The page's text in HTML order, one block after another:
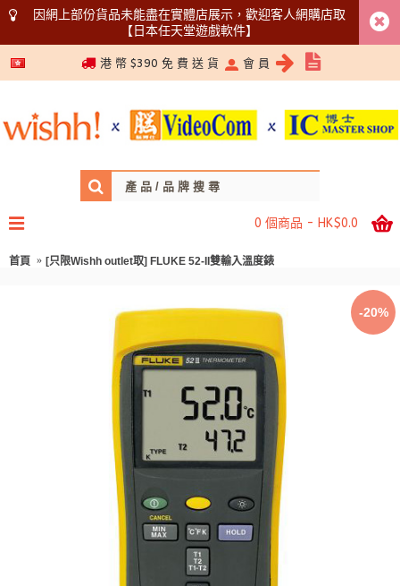
因網上部份貨品未能盡在實體店展示，歡迎客人網購店取
【日本任天堂遊戲軟件】
5366 1340
港 幣 $390 免 費 送 貨 會 員
0 個商品 - HK$0.0
首頁 [只限Wishh outlet取] FLUKE 52-II雙輸入溫度錶
-20%